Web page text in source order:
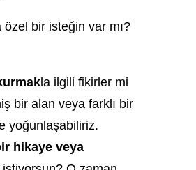
bir isteğin var mı?
la ilgili fikirler mi
bir alan veya farklı bir
yoğunlaşabiliriz.
hikaye veya